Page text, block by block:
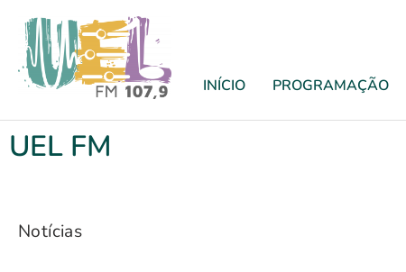
INÍCIO PROGRAMAÇÃO
UEL FM
Notícias